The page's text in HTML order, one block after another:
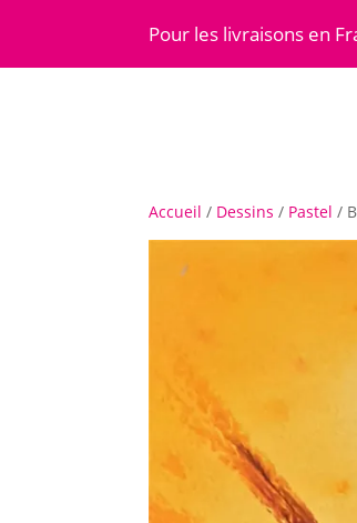
Pour les livraisons en
Accueil / Dessins / Pastel /